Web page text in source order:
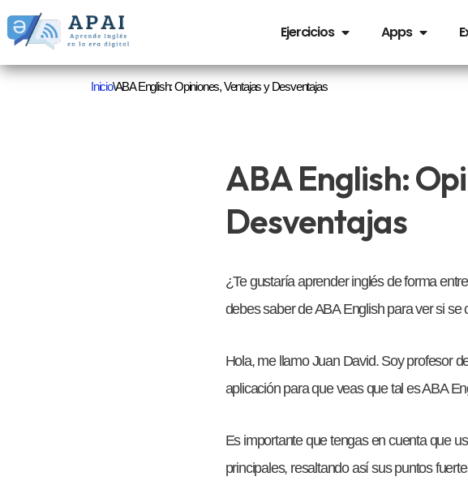
Saltar
al
Ejercicios Apps
Inicio\ABA English: Opiniones, Ventajas y Desventajas
ABA English:
Desventajas
¿Te gustaría aprender inglés de forma
debes saber de ABA English para ver si se
Hola, me llamo Juan David. Soy profesor
aplicación para que veas que tal es ABA
Es importante que tengas en cuenta que
principales, resaltando así sus puntos